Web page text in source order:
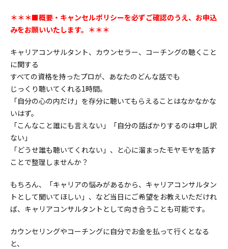
＊＊＊■概要・キャンセルポリシーを必ずご確認のうえ、お申込
みをお願いいたします。＊＊＊
キャリアコンサルタント、カウンセラー、コーチングの聴くこと
に関する
すべての資格を持ったプロが、あなたのどんな話でも
じっくり聴いてくれる1時間。
「自分の心の内だけ」を存分に聴いてもらえることはなかなかな
いはず。
「こんなこと誰にも言えない」「自分の話ばかりするのは申し訳
ない」
「どうせ誰も聴いてくれない」、と心に溜まったモヤモヤを話す
ことで整理しませんか？
もちろん、「キャリアの悩みがあるから、キャリアコンサルタン
トとして聞いてほしい」、など当日にご希望をお教えいただけれ
ば、キャリアコンサルタントとして向き合うことも可能です。
カウンセリングやコーチングに自分でお金を払って行くとなる
と、